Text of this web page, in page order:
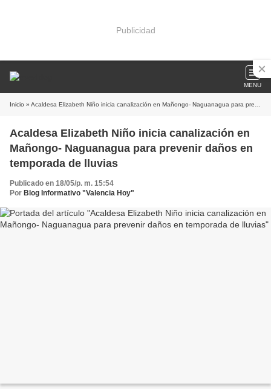
Publicidad
MENU
Inicio » Acaldesa Elizabeth Niño inicia canalización en Mañongo- Naguanagua para prevenir daños en temporada de lluvias
Acaldesa Elizabeth Niño inicia canalización en
Mañongo- Naguanagua para prevenir daños en
temporada de lluvias
Publicado en 18/05/p. m. 15:54
Por Blog Informativo "Valencia Hoy"